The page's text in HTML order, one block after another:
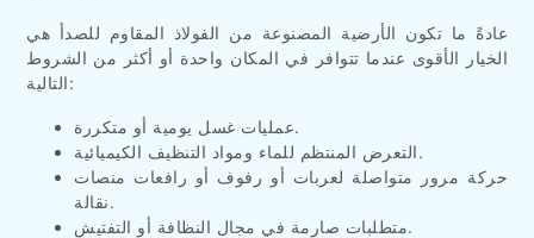
عادةً ما تكون الأرضية المصنوعة من الفولاذ المقاوم للصدأ هي
الخيار الأقوى عندما تتوافر في المكان واحدة أو أكثر من الشروط
التالية:
عمليات غسل يومية أو متكررة.
التعرض المنتظم للماء ومواد التنظيف الكيميائية.
حركة مرور متواصلة لعربات أو رفوف أو رافعات منصات
نقالة.
متطلبات صارمة في مجال النظافة أو التفتيش.